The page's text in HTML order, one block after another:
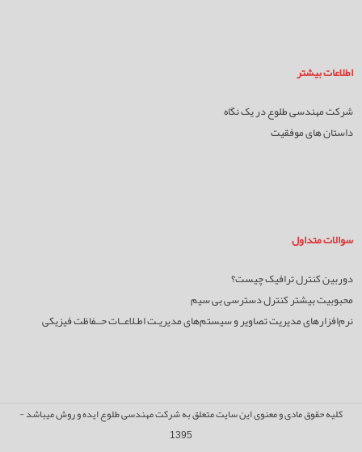
اطلاعات بیشتر
شرکت مهندسی طلوع در یک نگاه
داستان های موفقیت
سوالات متداول
دوربین کنترل ترافیک چیست؟
محبوبیت بیشتر کنترل دسترسی بی سیم
نرم‌افزارهای مدیریت تصاویر و سیستم‌های مدیریـت اطـلاعــات حــفاظت فیزیکی
کلیه حقوق مادی و معنوی این سایت متعلق به شرکت مهندسی طلوع ایده و روش میباشد -
1395